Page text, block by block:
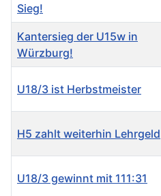
Sieg!
Kantersieg der U15w in
Würzburg!
U18/3 ist Herbstmeister
H5 zahlt weiterhin Lehrgeld
U18/3 gewinnt mit 111:31